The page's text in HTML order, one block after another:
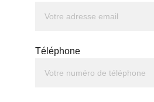
Téléphone